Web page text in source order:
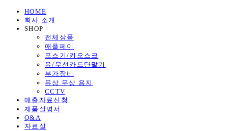
HOME
회사 소개
SHOP
전체상품
애플페이
포스기/키오스크
유/무선카드단말기
부가장비
유상 무상 용지
CCTV
매출자료신청
제품설명서
Q&A
자료실